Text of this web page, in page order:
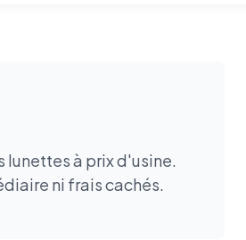
lunettes à prix d'usine.
ni frais cachés.